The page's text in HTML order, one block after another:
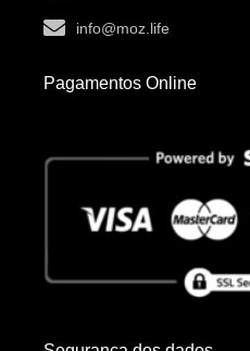
info@moz.life
Pagamentos Online